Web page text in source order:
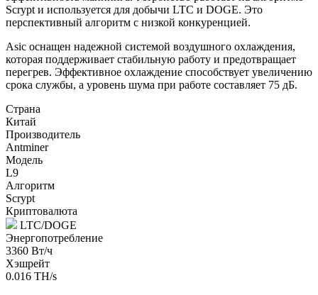
Scrypt и используется для добычи LTC и DOGE. Это
перспективный алгоритм с низкой конкуренцией.
Asic оснащен надежной системой воздушного охлаждения,
которая поддерживает стабильную работу и предотвращает
перегрев. Эффективное охлаждение способствует увеличению
срока службы, а уровень шума при работе составляет 75 дБ.
Страна
Китай
Производитель
Antminer
Модель
L9
Алгоритм
Scrypt
Криптовалюта
LTC/DOGE
Энергопотребление
3360 Вт/ч
Хэшрейт
0.016 TH/s